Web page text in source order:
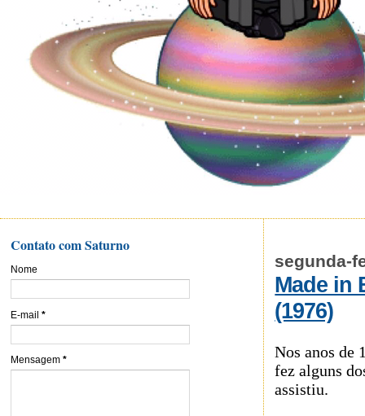
segunda-
Made in
(1976)
Nos anos de
fez alguns
assistiu.
Contato com Saturno
Nome
E-mail *
Mensagem *